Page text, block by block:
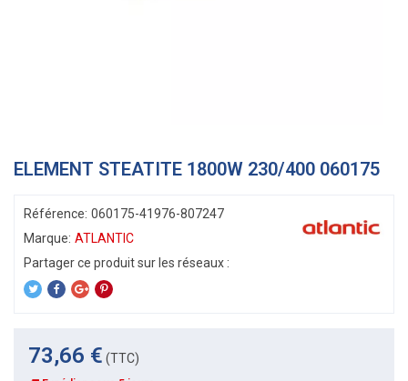
ELEMENT STEATITE 1800W 230/400 060175
Référence: 060175-41976-807247
Marque: ATLANTIC
73,66 € (TTC)